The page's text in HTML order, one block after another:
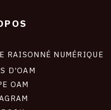
RAISONNÉ NUMÉRIQUE
D'OAM
OAM